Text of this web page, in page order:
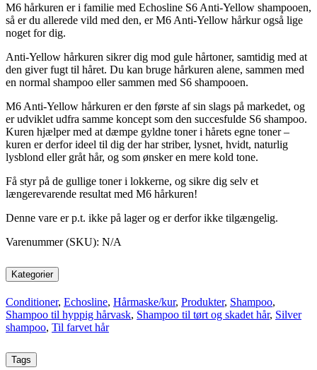
M6 hårkuren er i familie med Echosline S6 Anti-Yellow shampooen,
så er du allerede vild med den, er M6 Anti-Yellow hårkur også lige
noget for dig.
Anti-Yellow hårkuren sikrer dig mod gule hårtoner, samtidig med at
den giver fugt til håret. Du kan bruge hårkuren alene, sammen med
en normal shampoo eller sammen med S6 shampooen.
M6 Anti-Yellow hårkuren er den første af sin slags på markedet, og
er udviklet udfra samme koncept som den succesfulde S6 shampoo.
Kuren hjælper med at dæmpe gyldne toner i hårets egne toner –
kuren er derfor ideel til dig der har striber, lysnet, hvidt, naturlig
lysblond eller gråt hår, og som ønsker en mere kold tone.
Få styr på de gullige toner i lokkerne, og sikre dig selv et
længerevarende resultat med M6 hårkuren!
Denne vare er p.t. ikke på lager og er derfor ikke tilgængelig.
Varenummer (SKU): N/A
Kategorier
Conditioner, Echosline, Hårmaske/kur, Produkter, Shampoo,
Shampoo til hyppig hårvask, Shampoo til tørt og skadet hår, Silver
shampoo, Til farvet hår
Tags